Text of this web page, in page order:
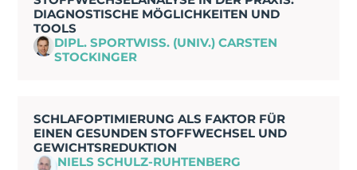
DIAGNOSTISCHE MÖGLICHKEITEN UND
TOOLS
DIPL. SPORTWISS. (UNIV.) CARSTEN
STOCKINGER
SCHLAFOPTIMIERUNG ALS FAKTOR FÜR
EINEN GESUNDEN STOFFWECHSEL UND
GEWICHTSREDUKTION
NIELS SCHULZ-RUHTENBERG